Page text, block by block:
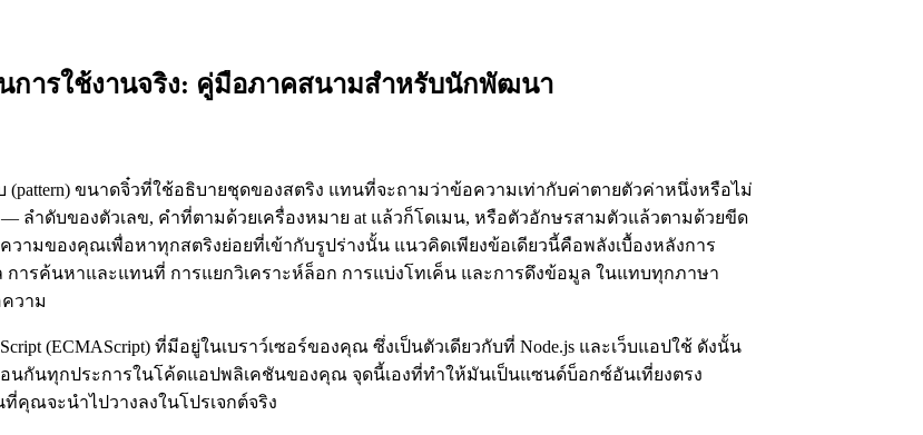
นการใช้งานจริง: คู่มือภาคสนามสำหรับนักพัฒนา
บ (pattern) ขนาดจิ๋วที่ใช้อธิบายชุดของสตริง แทนที่จะถามว่าข้อความเท่ากับค่าตายตัวค่าหนึ่งหรือไม่
ลำดับของตัวเลข, คำที่ตามด้วยเครื่องหมาย at แล้วก็โดเมน, หรือตัวอักษรสามตัวแล้วตามด้วยขีด
ามของคุณเพื่อหาทุกสตริงย่อยที่เข้ากับรูปร่างนั้น แนวคิดเพียงข้อเดียวนี้คือพลังเบื้องหลังการ
ารค้นหาและแทนที่ การแยกวิเคราะห์ล็อก การแบ่งโทเค็น และการดึงข้อมูล ในแทบทุกภาษา
วาม
(ECMAScript) ที่มีอยู่ในเบราว์เซอร์ของคุณ ซึ่งเป็นตัวเดียวกับที่ Node.js และเว็บแอปใช้ ดังนั้น
นกันทุกประการในโค้ดแอปพลิเคชันของคุณ จุดนี้เองที่ทำให้มันเป็นแซนด์บ็อกซ์อันเที่ยงตรง
คุณจะนำไปวางลงในโปรเจกต์จริง